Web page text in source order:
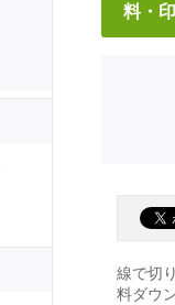
料・
線で切
料ダウ